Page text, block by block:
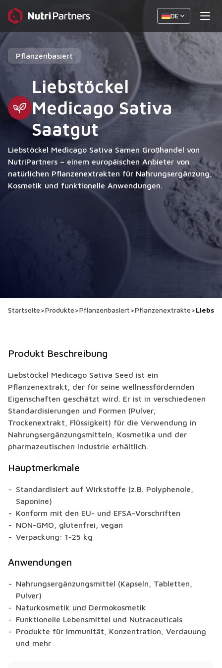
DE
Pflanzenbasiert
Liebstöckel
Medicago Sativa
Saatgut
Liebstöckel Medicago Sativa Samen Großhandel von
NutriPartners – einem europäischen Anbieter von
natürlichen Pflanzenextrakten für Nahrungsergänzung,
Kosmetik und funktionelle Anwendungen.
Startseite>Produkte>Pflanzenbasiert>Pflanzenextrakte>
Produkt Beschreibung
Liebstöckel Medicago Sativa Seed ist ein
Pflanzenextrakt, der für seine wellnessfördernden
Eigenschaften geschätzt wird. Er ist in verschiedenen
Standardisierungen und Formen (Pulver,
Trockenextrakt, Flüssigkeit) für die Verwendung in
Nahrungsergänzungsmitteln, Kosmetika und der
pharmazeutischen Industrie erhältlich.
Hauptmerkmale
Standardisiert auf Wirkstoffe (z.B. Polyphenole,
Saponine)
Konform mit den EU- und EFSA-Vorschriften
NON-GMO, glutenfrei, vegan
Verpackung: 1-25 kg
Anwendungen
Nahrungsergänzungsmittel (Kapseln, Tabletten,
Pulver)
Naturkosmetik und Dermokosmetik
Funktionelle Lebensmittel und Nutraceuticals
Produkte für Immunität, Konzentration, Verdauung
und mehr